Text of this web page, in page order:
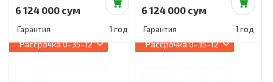
6 124 000 сум
Гарантия 1 год
6 124 000 сум
Гарантия 1 год
Рассрочка0-35-12 Рассрочка0-35-12